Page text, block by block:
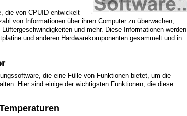
die von CPUID entwickelt
von Informationen über ihren Computer zu überwachen,
und mehr. Diese Informationen werden
und anderen Hardwarekomponenten gesammelt und in
die eine Fülle von Funktionen bietet, um die
Hier sind einige der wichtigsten Funktionen, die diese